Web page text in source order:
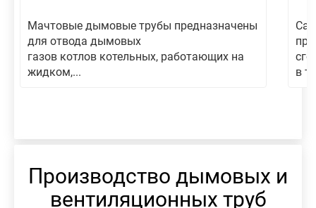
Мачтовые дымовые трубы предназначены
для отвода дымовых
газов котлов котельных, работающих на
жидком,...
в
Производство дымовых и
вентиляционных труб